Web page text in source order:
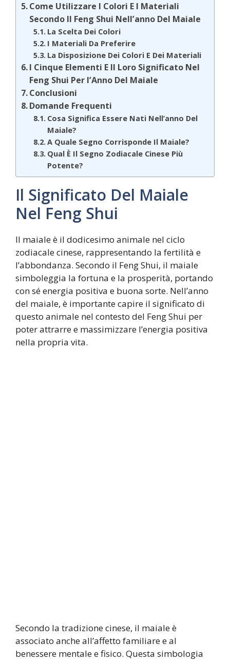
Come Utilizzare I Colori E I Materiali
Secondo Il Feng Shui Nell’anno Del Maiale
La Scelta Dei Colori
I Materiali Da Preferire
La Disposizione Dei Colori E Dei Materiali
I Cinque Elementi E Il Loro Significato Nel
Feng Shui Per l’Anno Del Maiale
Conclusioni
Domande Frequenti
Cosa Significa Essere Nati Nell’anno Del
Maiale?
A Quale Segno Corrisponde Il Maiale?
Qual È Il Segno Zodiacale Cinese Più
Potente?
Il Significato Del Maiale
Nel Feng Shui
Il maiale è il dodicesimo animale nel ciclo
zodiacale cinese, rappresentando la fertilità e
l’abbondanza. Secondo il Feng Shui, il maiale
simboleggia la fortuna e la prosperità, portando
con sé energia positiva e buona sorte. Nell’anno
del maiale, è importante capire il significato di
questo animale nel contesto del Feng Shui per
poter attrarre e massimizzare l’energia positiva
nella propria vita.
Secondo la tradizione cinese, il maiale è
associato anche all’affetto familiare e al
benessere mentale e fisico. Questa simbologia